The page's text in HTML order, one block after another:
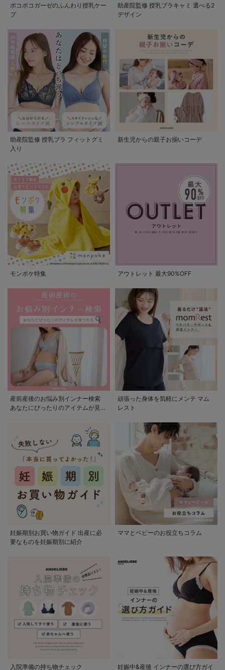
ポコポコガーゼのふんわり授乳ケー
プ
助産院監修 授乳ブラキャミ 選べる2
デザイン
助産院監修 授乳ブラ フィットグミ
入り
新生児からの親子お揃いコーデ
モンポケ特集 アウトレット 最大90%OFF
産前産後のお悩み別インナー検索
あなたにぴったりのアイテムが見つ
頑張った身体を気軽にメンテ マム
レスト
妊娠期別お買い物ガイド 出産に必
要なものを妊娠期別に紹介
ママとベビーのお役立ちコラム
入院準備の持ち物チェック 妊娠中&産後 インナーの選び方ガイ